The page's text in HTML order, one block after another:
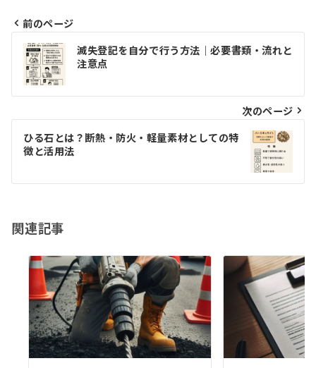
投
ナ
ビ
ゲ
ー
シ
ン
前のページ
滅失登記を自分で行う方法｜必要書類・流れと
注意点
次のページ
ひる石とは？断熱・防火・軽量素材としての特
徴と活用法
関連記事